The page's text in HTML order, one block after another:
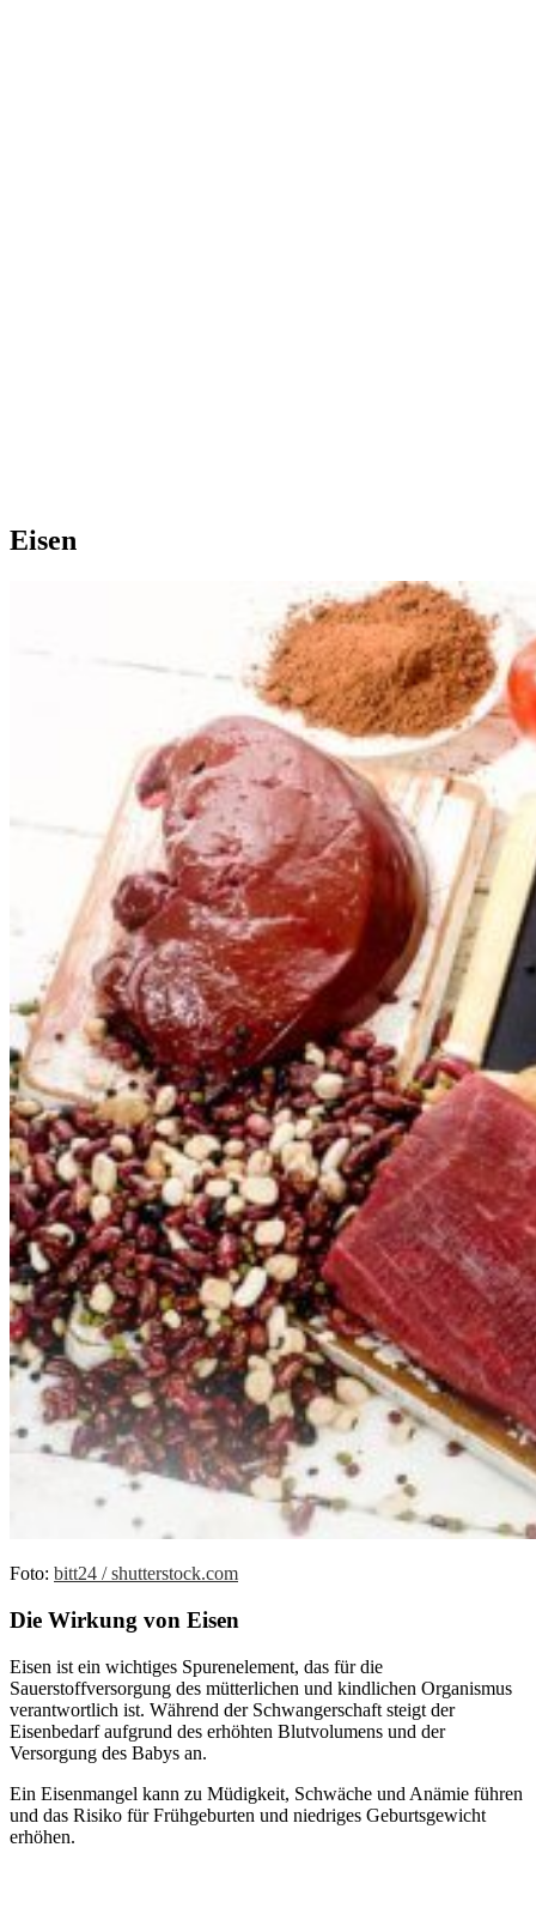
Eisen
Foto: bitt24 / shutterstock.com
Die Wirkung von Eisen
Eisen ist ein wichtiges Spurenelement, das für die
Sauerstoffversorgung des mütterlichen und kindlichen Organismus
verantwortlich ist. Während der Schwangerschaft steigt der
Eisenbedarf aufgrund des erhöhten Blutvolumens und der
Versorgung des Babys an.
Ein Eisenmangel kann zu Müdigkeit, Schwäche und Anämie führen
und das Risiko für Frühgeburten und niedriges Geburtsgewicht
erhöhen.